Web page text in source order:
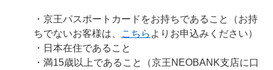
・京王パスポートカードをお持ちであること（お持
ちでないお客様は、
こちら よりお申込みください）
・日本在住であること
・満15歳以上であること（京王NEOBANK支店に口